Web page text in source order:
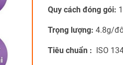
Quy cách đóng gói:
Trọng lượng:4.8g/
Tiêu chuẩn : ISO